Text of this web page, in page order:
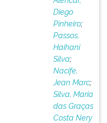
Diego
Pinheiro;
Passos,
Haihani
Silva;
Nacife,
Jean Marc;
Silva, Maria
das Graças
Costa Nery